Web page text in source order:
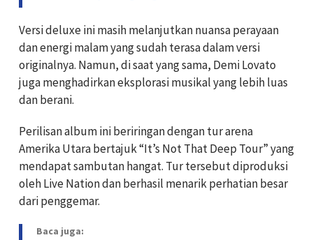
Versi deluxe ini masih melanjutkan nuansa perayaan
dan energi malam yang sudah terasa dalam versi
originalnya. Namun, di saat yang sama, Demi Lovato
juga menghadirkan eksplorasi musikal yang lebih luas
dan berani.
Perilisan album ini beriringan dengan tur arena
Amerika Utara bertajuk “It’s Not That Deep Tour” yang
mendapat sambutan hangat. Tur tersebut diproduksi
olehLive Nationdan berhasil menarik perhatian besar
dari penggemar.
Baca juga: